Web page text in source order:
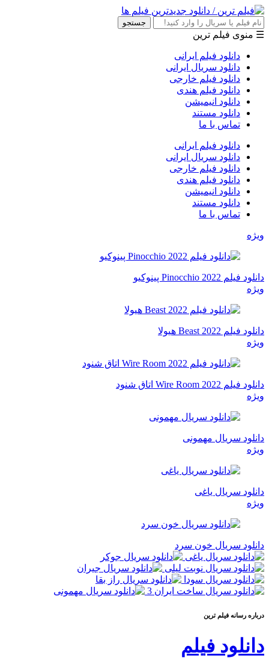
جستجو
☰ منوی فیلم ترین
دانلود فیلم ایرانی
دانلود سریال ایرانی
دانلود فیلم خارجی
دانلود فیلم هندی
دانلود انیمیشن
دانلود مستند
تماس با ما
دانلود فیلم ایرانی
دانلود سریال ایرانی
دانلود فیلم خارجی
دانلود فیلم هندی
دانلود انیمیشن
دانلود مستند
تماس با ما
ویژه
دانلود فیلم Pinocchio 2022 پینوکیو
ویژه
دانلود فیلم Beast 2022 هیولا
ویژه
دانلود فیلم Wire Room 2022 اتاق شنود
ویژه
دانلود سریال مهمونی
ویژه
دانلود سریال یاغی
ویژه
دانلود سریال خون سرد
درباره رسانه فيلم ترين
دانلود فیلم